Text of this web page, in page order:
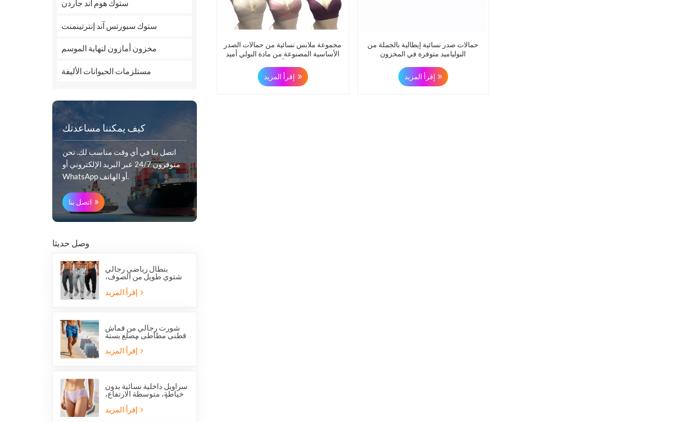
ستوك هوم آند جاردن
ستوك سبورتس آند إنترتينمنت
مخزون أمازون لنهاية الموسم
مستلزمات الحيوانات الأليفة
كيف يمكننا مساعدتك
اتصل بنا في أي وقت مناسب لك. نحن
متوفرون 24/7 عبر البريد الإلكتروني أو
WhatsApp أو الهاتف.
اتصل بنا
وصل حديثا
بنطال رياضي رجالي
شتوي طويل من الصوف،
بقصة عادية، من
أوفرستوك، مناسب للجري
والجري.
شورت رجالي من قماش
قطني مطاطي مضلع بستة
جيوب من أوفرستوك
سراويل داخلية نسائية بدون
خياطة، متوسطة الارتفاع،
من أوفرستوك، مصنوعة
من قماش يسمح بمرور
الهواء، لطيفة على البشرة،
مجموعة ملابس نسائية من حمالات الصدر
الأساسية المصنوعة من مادة البولي أميد
إقرأ المزيد
حمالات صدر نسائية إيطالية بالجملة من
البولياميد متوفرة في المخزون
إقرأ المزيد